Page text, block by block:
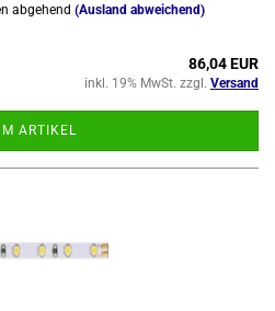
abgehend (Ausland abweichend)
86,04 EUR
inkl. 19% MwSt. zzgl. Versand
ARTIKEL